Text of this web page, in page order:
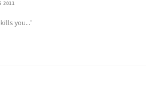
2011
you..."